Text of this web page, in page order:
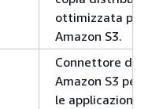
ottimizzata per
Amazon S3.
Connettore di
Amazon S3 per
le applicazioni